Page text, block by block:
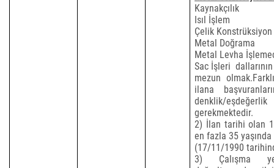
Kaynakçılık
Isıl İşlem
Çelik Konstrüksiyon
Metal Doğrama
Metal Levha
Sac İşleri
mezun
ilana
denklik/
gerekmektedir.
2) İlan tarihi olan
en fazla 35
(17/11/1990
3) Çalışma